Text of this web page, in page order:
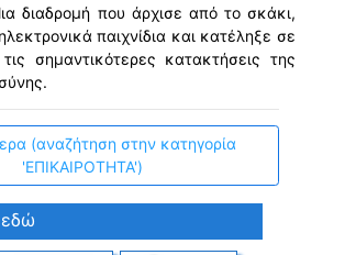
διαδρομή που άρχισε από το σκάκι,
παιχνίδια και κατέληξε σε
σημαντικότερες κατακτήσεις της
(αναζήτηση στην κατηγορία
'ΕΠΙΚΑΙΡΟΤΗΤΑ')
εδώ